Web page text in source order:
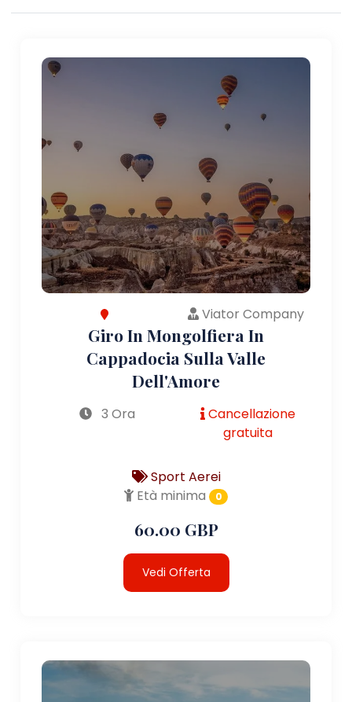
Viator Company
Giro In Mongolfiera In
Cappadocia Sulla Valle
Dell'Amore
3 Ora
Cancellazione
gratuita
Sport Aerei
Età minima
0
60.00 GBP
Vedi Offerta